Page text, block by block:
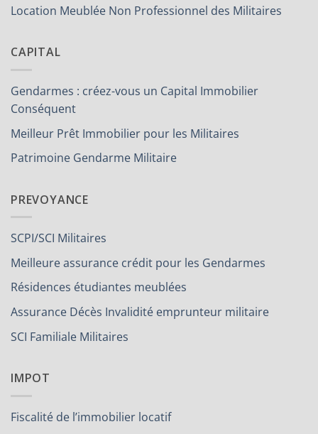
Location Meublée Non Professionnel des Militaires
CAPITAL
Gendarmes : créez-vous un Capital Immobilier
Conséquent
Meilleur Prêt Immobilier pour les Militaires
Patrimoine Gendarme Militaire
PREVOYANCE
SCPI/SCI Militaires
Meilleure assurance crédit pour les Gendarmes
Résidences étudiantes meublées
Assurance Décès Invalidité emprunteur militaire
SCI Familiale Militaires
IMPOT
Fiscalité de l’immobilier locatif